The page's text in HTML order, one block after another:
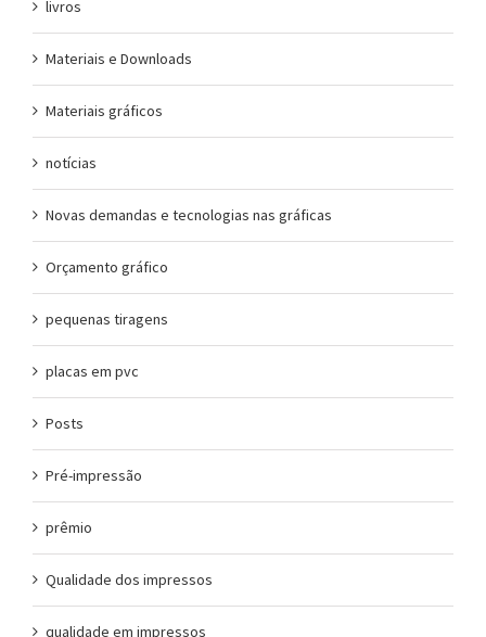
livros
Materiais e Downloads
Materiais gráficos
notícias
Novas demandas e tecnologias nas gráficas
Orçamento gráfico
pequenas tiragens
placas em pvc
Posts
Pré-impressão
prêmio
Qualidade dos impressos
qualidade em impressos